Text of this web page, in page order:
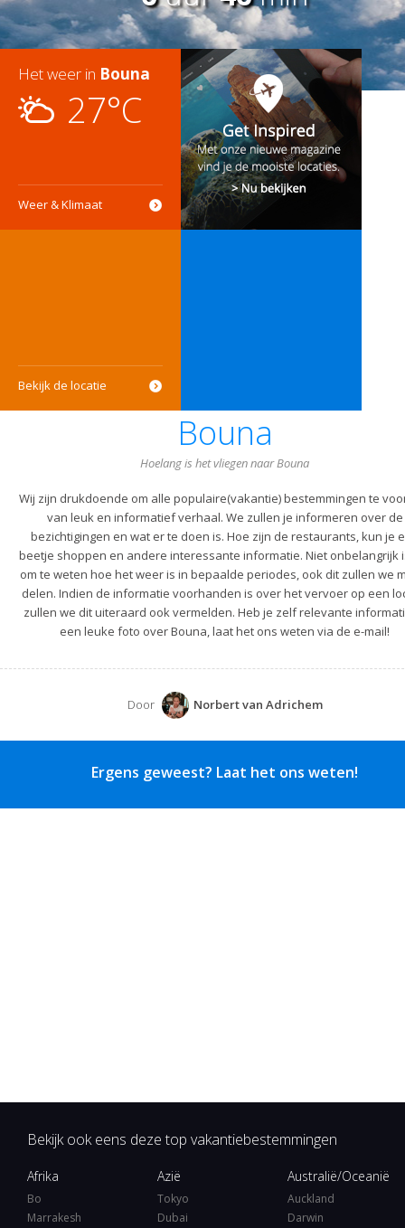
Het weer in Bouna
27°C
Weer & Klimaat
Bekijk de locatie
Bouna
Hoelang is het vliegen naar Bouna
Wij zijn drukdoende om alle populaire(vakantie) bestemmingen te
van leuk en informatief verhaal. We zullen je informeren over de
bezichtigingen en wat er te doen is. Hoe zijn de restaurants, kun je
beetje shoppen en andere interessante informatie. Niet onbelangrijk
om te weten hoe het weer is in bepaalde periodes, ook dit zullen we
delen. Indien de informatie voorhanden is over het vervoer op een
zullen we dit uiteraard ook vermelden. Heb je zelf relevante
een leuke foto over Bouna, laat het ons weten via de e-mail!
Door Norbert van Adrichem
Ergens geweest? Laat het ons weten!
Bekijk ook eens deze top vakantiebestemmingen
Afrika
Bo
Marrakesh
Azië
Tokyo
Dubai
Australië/Oceanië
Auckland
Darwin